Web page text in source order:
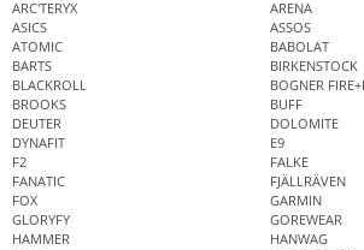
ARC'TERYX
ARENA
ASICS
ASSOS
ATOMIC
BABOLAT
BARTS
BIRKENSTOCK
BLACKROLL
BOGNER
BROOKS
BUFF
DEUTER
DOLOMITE
DYNAFIT
E9
F2
FALKE
FANATIC
FJÄLLRÄVEN
FOX
GARMIN
GLORYFY
GOREWEAR
HAMMER
HANWAG